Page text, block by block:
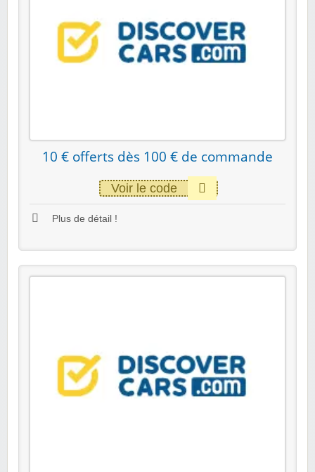
10 € offerts dès 100 € de commande
Voir le code
Plus de détail !